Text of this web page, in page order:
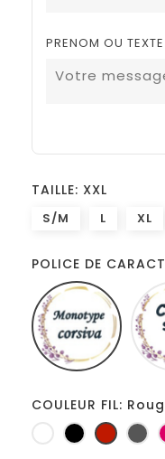
PRENOM OU
TAILLE: XXL
S/M L XL
POLICE DE
COULEUR FIL:
BlancNoir RougeGris